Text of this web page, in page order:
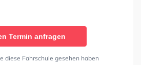
Termin anfragen
diese Fahrschule gesehen haben